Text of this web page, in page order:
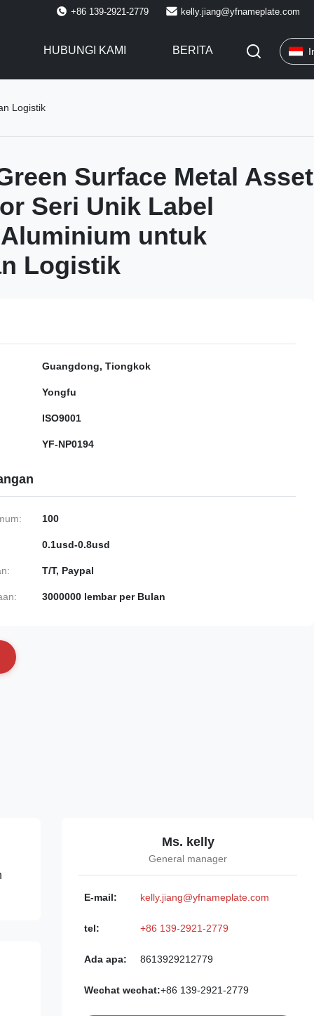
+86 139-2921-2779 kelly.jiang@yfnameplate.com
HUBUNGI KAMI BERITA
Logistik
Surface Metal Asset
Seri Unik Label
untuk
Logistik
Guangdong, Tiongkok
Yongfu
ISO9001
YF-NP0194
100
0.1usd-0.8usd
T/T, Paypal
3000000 lembar per Bulan
Ms. kelly
General manager
E-mail: kelly.jiang@yfnameplate.com
tel: +86 139-2921-2779
Ada apa: 8613929212779
Wechat wechat:+86 139-2921-2779